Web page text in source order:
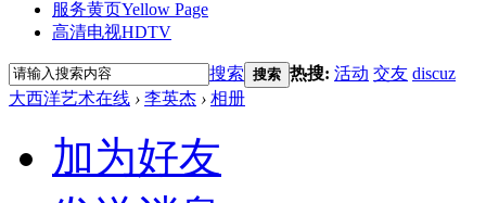
服务黄页Yellow Page
高清电视HDTV
搜索 搜索 热搜: 活动 交友 discuz
大西洋艺术在线 › 李英杰 › 相册
加为好友